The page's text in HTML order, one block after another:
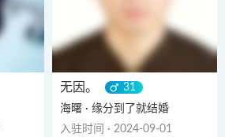
无因。
31
海曙 · 缘分到了就结婚
入驻时间 · 2024-09-01